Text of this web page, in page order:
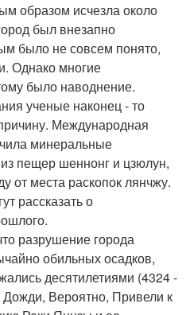
образом исчезла около
был внезапно
было не совсем понято,
Однако многие
было наводнение.
ученые наконец - то
Международная
минеральные
пещер шеннонг и цзюлун,
от места раскопок лянчжу.
рассказать о
разрушение города
обильных осадков,
десятилетиями (4324 -
Вероятно, Привели к